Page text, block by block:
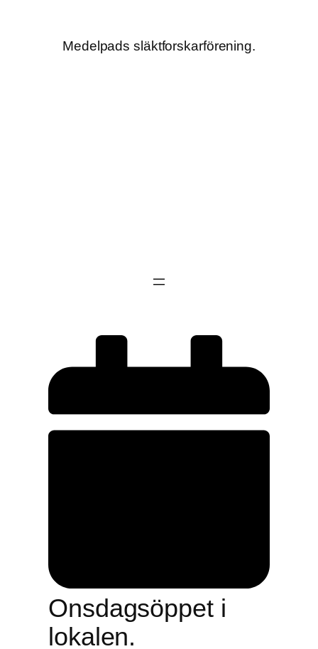
Medelpads släktforskarförening.
Onsdagsöppet i
lokalen.